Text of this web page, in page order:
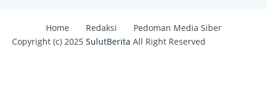
Home Redaksi
Pedoman Media Siber
Copyright (c) 2025 SulutBerita All Right Reserved